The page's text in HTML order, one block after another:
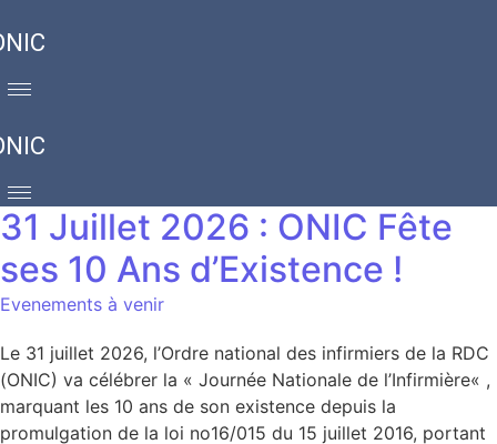
31 Juillet 2026 : ONIC Fête
ses 10 Ans d’Existence !
Evenements à venir
Le 31 juillet 2026, l’Ordre national des infirmiers de la RDC
(ONIC) va célébrer la « Journée Nationale de l’Infirmière« ,
marquant les 10 ans de son existence depuis la
promulgation de la loi no16/015 du 15 juillet 2016, portant